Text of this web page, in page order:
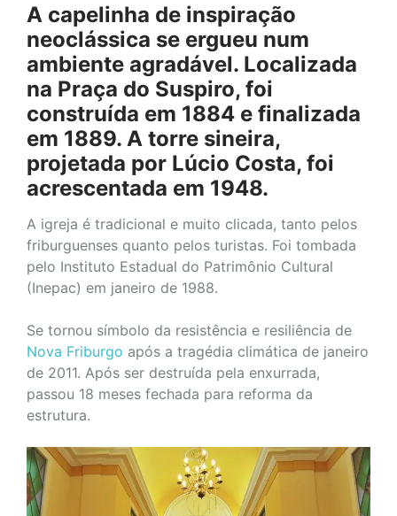
A capelinha de inspiração
neoclássica se ergueu num
ambiente agradável. Localizada
na Praça do Suspiro, foi
construída em 1884 e finalizada
em 1889. A torre sineira,
projetada por Lúcio Costa, foi
acrescentada em 1948.
A igreja é tradicional e muito clicada, tanto pelos
friburguenses quanto pelos turistas. Foi tombada
pelo Instituto Estadual do Patrimônio Cultural
(Inepac) em janeiro de 1988.
Se tornou símbolo da resistência e resiliência de
Nova Friburgo após a tragédia climática de janeiro
de 2011. Após ser destruída pela enxurrada,
passou 18 meses fechada para reforma da
estrutura.